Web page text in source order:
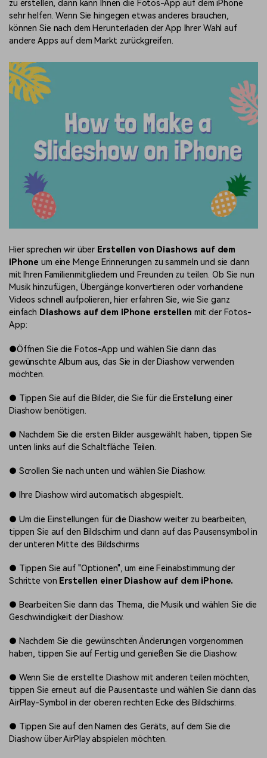
zu erstellen, dann kann Ihnen die Fotos-App auf dem iPhone
sehr helfen. Wenn Sie hingegen etwas anderes brauchen,
können Sie nach dem Herunterladen der App Ihrer Wahl auf
andere Apps auf dem Markt zurückgreifen.
Hier sprechen wir über Erstellen von Diashows auf dem
iPhone um eine Menge Erinnerungen zu sammeln und sie dann
mit Ihren Familienmitgliedern und Freunden zu teilen. Ob Sie nun
Musik hinzufügen, Übergänge konvertieren oder vorhandene
Videos schnell aufpolieren, hier erfahren Sie, wie Sie ganz
einfach Diashows auf dem iPhone erstellen mit der Fotos-
App:
●Öffnen Sie die Fotos-App und wählen Sie dann das
gewünschte Album aus, das Sie in der Diashow verwenden
möchten.
● Tippen Sie auf die Bilder, die Sie für die Erstellung einer
Diashow benötigen.
● Nachdem Sie die ersten Bilder ausgewählt haben, tippen Sie
unten links auf die Schaltfläche Teilen.
● Scrollen Sie nach unten und wählen Sie Diashow.
● Ihre Diashow wird automatisch abgespielt.
● Um die Einstellungen für die Diashow weiter zu bearbeiten,
tippen Sie auf den Bildschirm und dann auf das Pausensymbol in
der unteren Mitte des Bildschirms
● Tippen Sie auf "Optionen", um eine Feinabstimmung der
Schritte von Erstellen einer Diashow auf dem iPhone.
● Bearbeiten Sie dann das Thema, die Musik und wählen Sie die
Geschwindigkeit der Diashow.
● Nachdem Sie die gewünschten Änderungen vorgenommen
haben, tippen Sie auf Fertig und genießen Sie die Diashow.
● Wenn Sie die erstellte Diashow mit anderen teilen möchten,
tippen Sie erneut auf die Pausentaste und wählen Sie dann das
AirPlay-Symbol in der oberen rechten Ecke des Bildschirms.
● Tippen Sie auf den Namen des Geräts, auf dem Sie die
Diashow über AirPlay abspielen möchten.